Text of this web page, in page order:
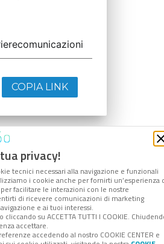
privacy!
tecnici necessari alla navigazione e funzionali
i cookie anche per fornirti un’esperienza
facilitare le interazioni con le nostre
di ricevere comunicazioni di marketing
e ai tuoi interessi.
su ACCETTA TUTTI I COOKIE.
accettare.
accedendo al nostro COOKIE CENTER e
COPIA LINK